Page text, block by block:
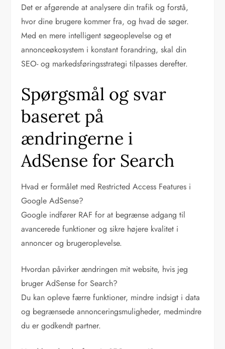
Det er afgørende at analysere din trafik og forstå,
hvor dine brugere kommer fra, og hvad de søger.
Med en mere intelligent søgeoplevelse og et
annonceøkosystem i konstant forandring, skal din
SEO- og markedsføringsstrategi tilpasses derefter.
Spørgsmål og svar
baseret på
ændringerne i
AdSense for Search
Hvad er formålet med Restricted Access Features i
Google AdSense?
Google indfører RAF for at begrænse adgang til
avancerede funktioner og sikre højere kvalitet i
annoncer og brugeroplevelse.
Hvordan påvirker ændringen mit website, hvis jeg
bruger AdSense for Search?
Du kan opleve færre funktioner, mindre indsigt i data
og begrænsede annonceringsmuligheder, medmindre
du er godkendt partner.